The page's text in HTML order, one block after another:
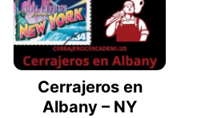
Cerrajeros en
Albany – NY